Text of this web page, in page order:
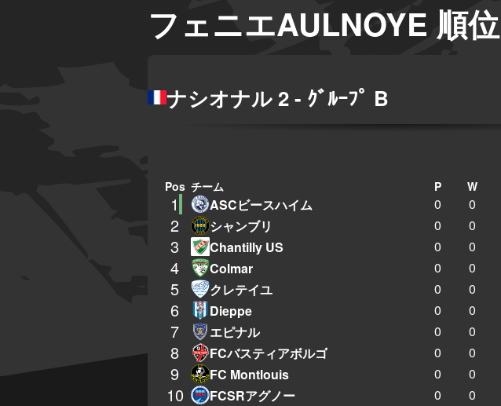
フェニエAULNOYE 順位
ナシオナル 2 - ｸﾞﾙｰﾌﾟ B
Pos チーム P W
1 ASCビースハイム 0 0
2 シャンブリ 0 0
3 Chantilly US 0 0
4 Colmar 0 0
5 クレテイユ 0 0
6 Dieppe 0 0
7 エピナル 0 0
8 FCバスティアボルゴ 0 0
9 FC Montlouis 0 0
10 FCSRアグノー 0 0